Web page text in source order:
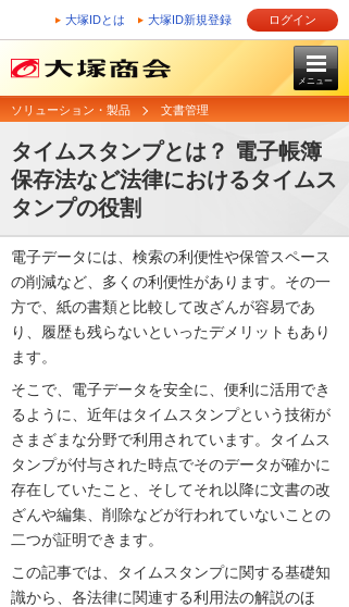
大塚IDとは 大塚ID新規登録 ログイン
メニュー
ソリューション・製品 文書管理
タイムスタンプとは？ 電子帳簿
保存法など法律におけるタイムス
タンプの役割
電子データには、検索の利便性や保管スペース
の削減など、多くの利便性があります。その一
方で、紙の書類と比較して改ざんが容易であ
り、履歴も残らないといったデメリットもあり
ます。
そこで、電子データを安全に、便利に活用でき
るように、近年はタイムスタンプという技術が
さまざまな分野で利用されています。タイムス
タンプが付与された時点でそのデータが確かに
存在していたこと、そしてそれ以降に文書の改
ざんや編集、削除などが行われていないことの
二つが証明できます。
この記事では、タイムスタンプに関する基礎知
識から、各法律に関連する利用法の解説のほ